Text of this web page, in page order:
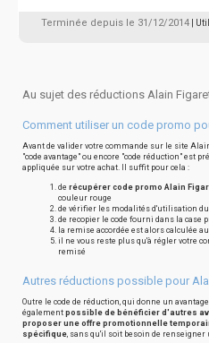
Terminée depuis le 31/12/2014 |
Au sujet des réductions Alain
Comment utiliser un code promo
Avant de valider votre commande sur le site
"code avantage" ou encore "code réduction" est
appliquée sur votre achat. Il suffit pour cela :
de récupérer code promo Alain
couleur rouge
de vérifier les modalités d'utilisation
de recopier le code fourni dans la case
la remise accordée est alors calculée
il ne vous reste plus qu'à régler votre
remisé
Autres réductions possible pour
Outre le code de réduction, qui donne un
également possible de bénéficier d'autres
proposer une offre promotionnelle
spécifique, sans qu'il soit besoin de renseigner